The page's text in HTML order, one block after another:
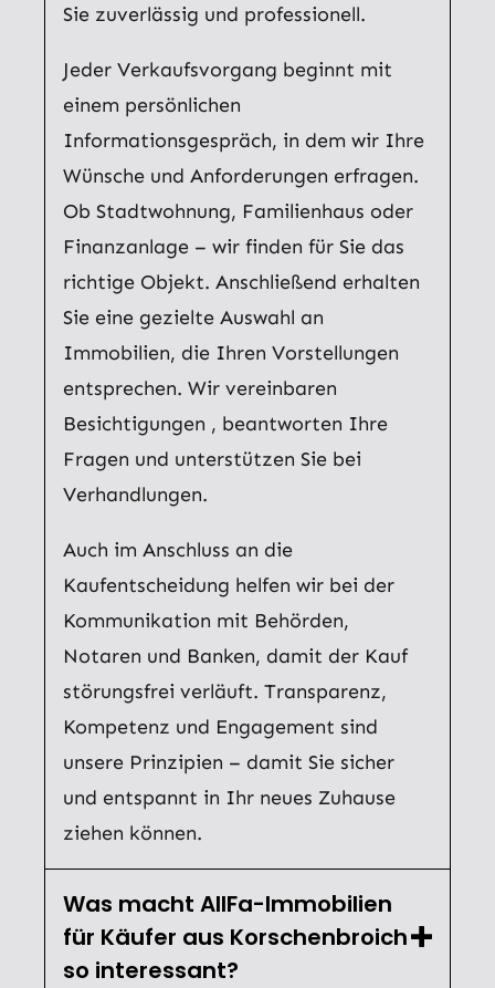
Sie zuverlässig und professionell.
Jeder Verkaufsvorgang beginnt mit
einem persönlichen
Informationsgespräch, in dem wir Ihre
Wünsche und Anforderungen erfragen.
Ob Stadtwohnung, Familienhaus oder
Finanzanlage – wir finden für Sie das
richtige Objekt. Anschließend erhalten
Sie eine gezielte Auswahl an
Immobilien, die Ihren Vorstellungen
entsprechen. Wir vereinbaren
Besichtigungen , beantworten Ihre
Fragen und unterstützen Sie bei
Verhandlungen.
Auch im Anschluss an die
Kaufentscheidung helfen wir bei der
Kommunikation mit Behörden,
Notaren und Banken, damit der Kauf
störungsfrei verläuft. Transparenz,
Kompetenz und Engagement sind
unsere Prinzipien – damit Sie sicher
und entspannt in Ihr neues Zuhause
ziehen können.
Was macht AllFa-Immobilien
für Käufer aus Korschenbroich
so interessant?